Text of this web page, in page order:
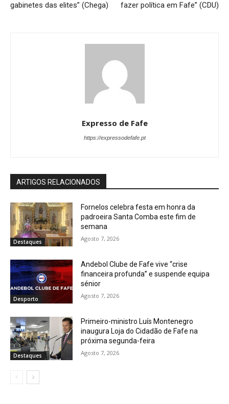
gabinetes das elites” (Chega)
fazer política em Fafe” (CDU)
Expresso de Fafe
https://expressodefafe.pt
ARTIGOS RELACIONADOS
Destaques
Fornelos celebra festa em honra da
padroeira Santa Comba este fim de
semana
Agosto 7, 2026
Desporto
Andebol Clube de Fafe vive “crise
financeira profunda” e suspende equipa
sénior
Agosto 7, 2026
Destaques
Primeiro-ministro Luís Montenegro
inaugura Loja do Cidadão de Fafe na
próxima segunda-feira
Agosto 7, 2026